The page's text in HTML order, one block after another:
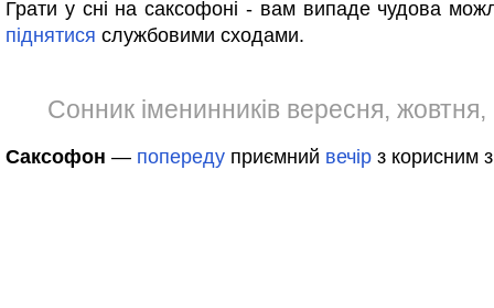
Грати у сні на саксофоні - вам випаде чудова
піднятися службовими сходами.
Сонник іменинників вересня, жовтня,
Саксофон — попереду приємний вечір з корисним